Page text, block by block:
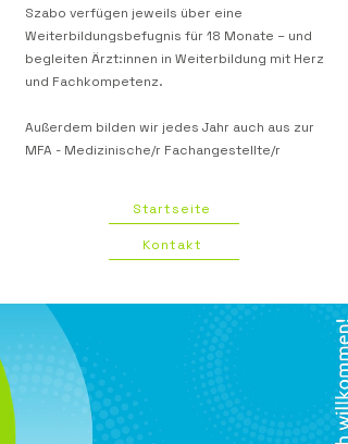
Szabo verfügen jeweils über eine
Weiterbildungsbefugnis für 18 Monate – und
begleiten Ärzt:innen in Weiterbildung mit Herz
und Fachkompetenz.
Außerdem bilden wir jedes Jahr auch aus zur
MFA - Medizinische/r Fachangestellte/r
Startseite
Kontakt